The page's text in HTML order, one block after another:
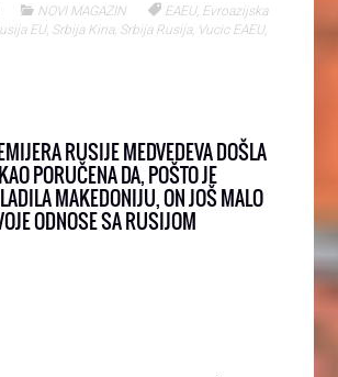
NOVI MAGAZIN EAEU, Evroazijska
EU, Srbija Kina, Srbija Rusija, Vucic EAEU,
RUSIJE MEDVEDEVA DOŠLA
PORUČENA DA, POŠTO JE
MAKEDONIJU, ON JOŠ MALO
ODNOSE SA RUSIJOM